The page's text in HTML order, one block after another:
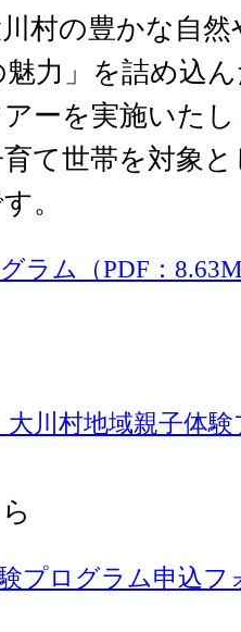
村の豊かな自然
力」を詰め込
ーを実施いた
て世帯を対象
。
ラム（PDF：
川村地域親子体験
プログラム申込フ